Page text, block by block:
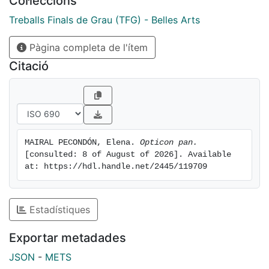
Treballs Finals de Grau (TFG) - Belles Arts
Pàgina completa de l'ítem
Citació
MAIRAL PECONDÓN, Elena. Opticon pan.
[consulted: 8 of August of 2026]. Available
at: https://hdl.handle.net/2445/119709
Estadístiques
Exportar metadades
JSON - METS